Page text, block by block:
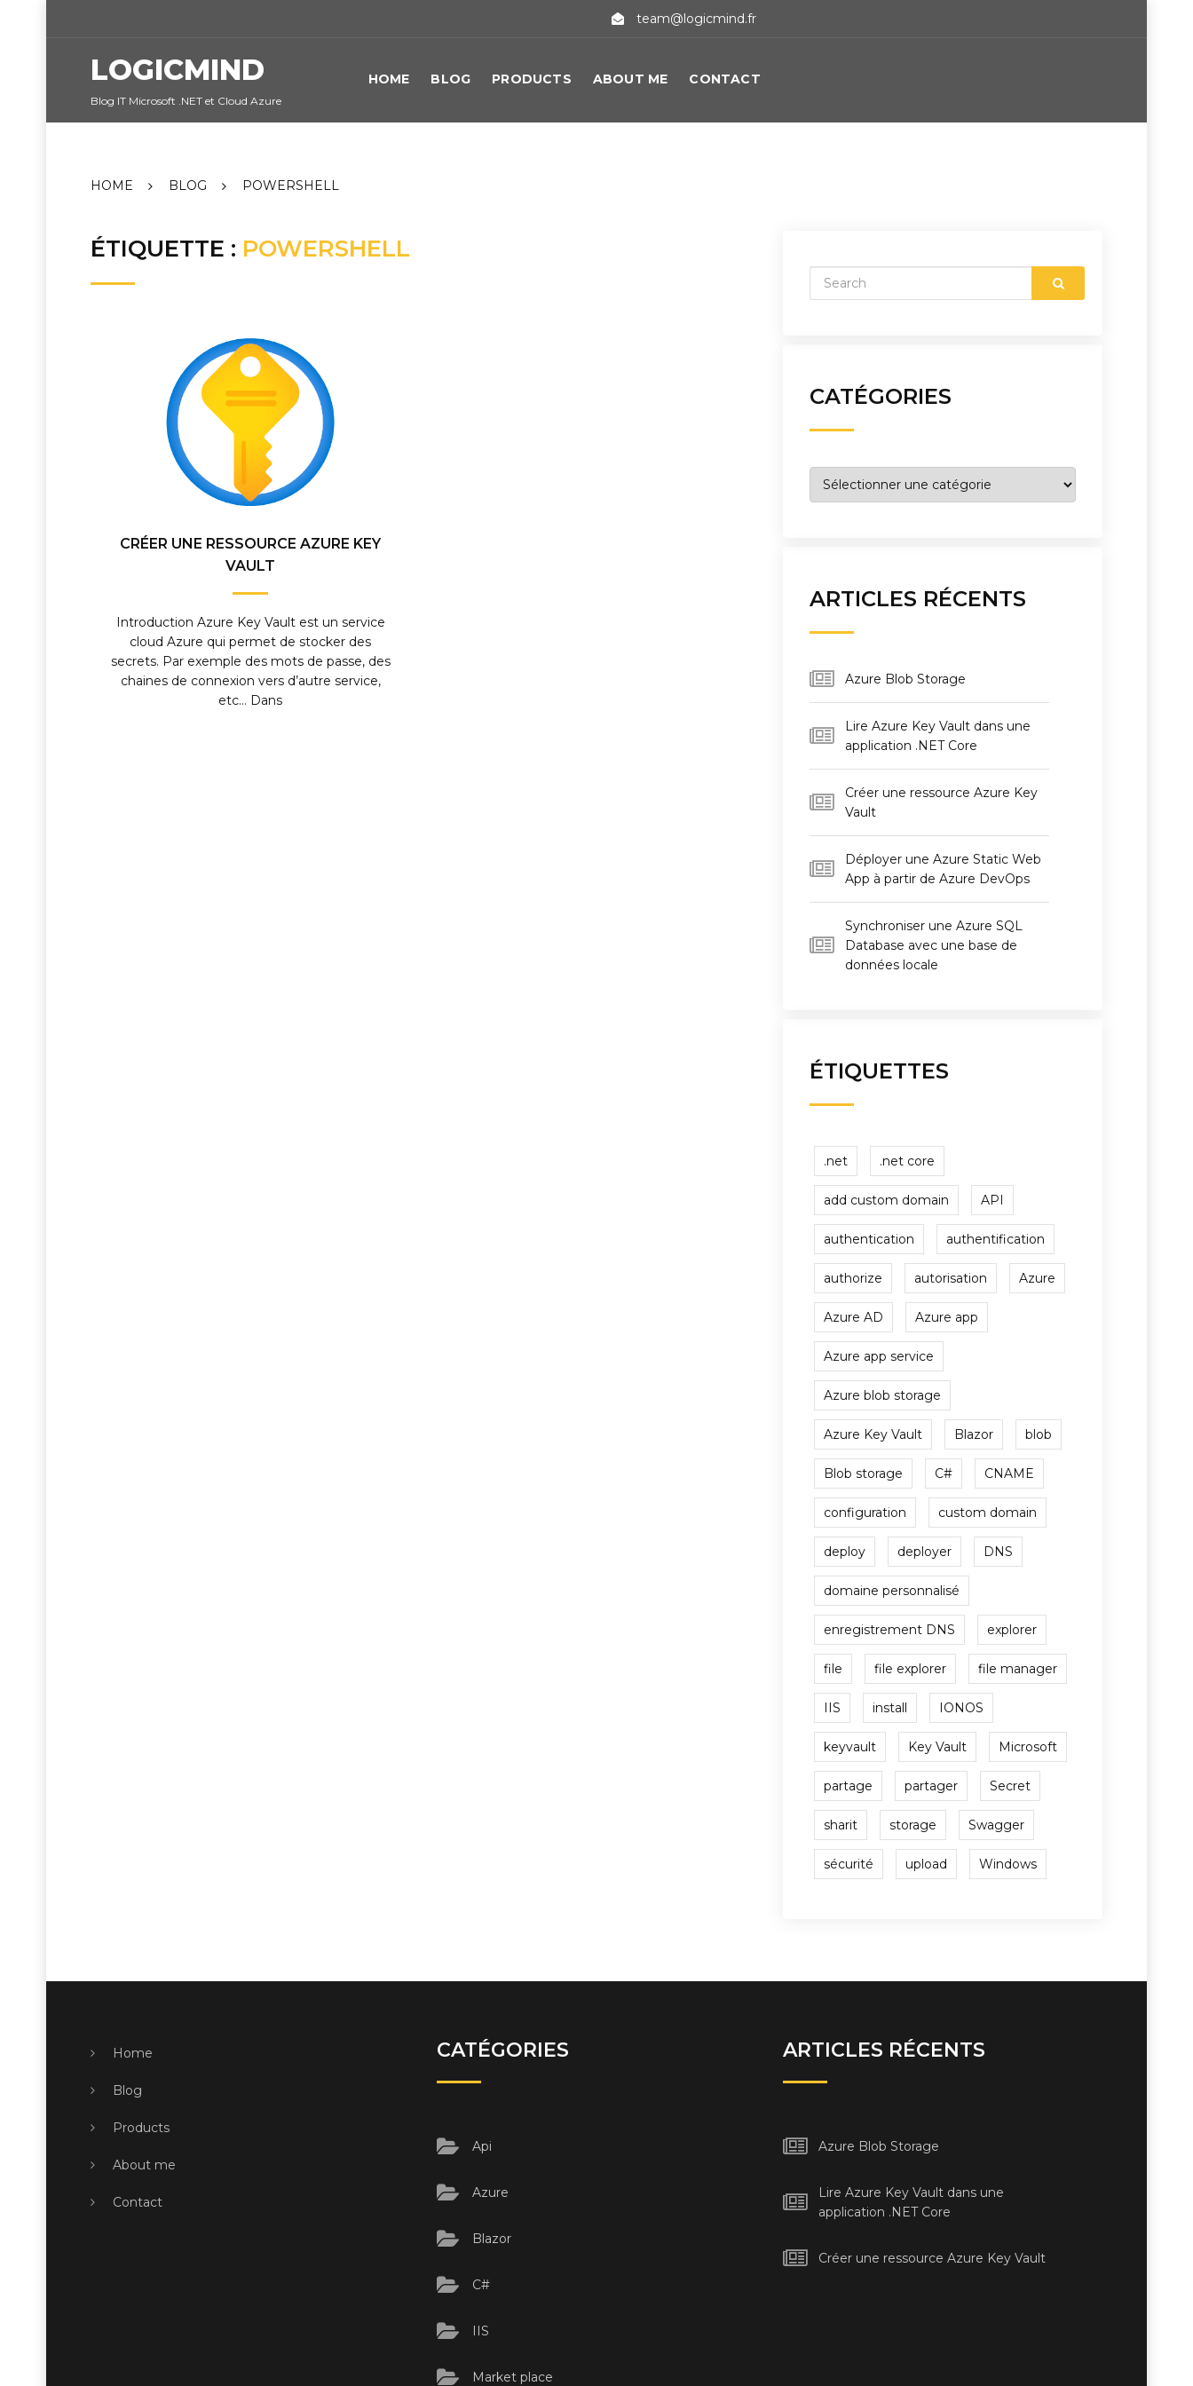
team@logicmind.fr
LOGICMIND
Blog IT Microsoft .NET et Cloud Azure
HOME BLOG PRODUCTS ABOUT ME CONTACT
HOME BLOG POWERSHELL
ÉTIQUETTE : POWERSHELL
CRÉER UNE RESSOURCE AZURE KEY
VAULT
Introduction Azure Key Vault est un service
cloud Azure qui permet de stocker des
secrets. Par exemple des mots de passe, des
chaines de connexion vers d’autre service,
etc… Dans
CATÉGORIES
Catégories
ARTICLES RÉCENTS
Azure Blob Storage
Lire Azure Key Vault dans une
application .NET Core
Créer une ressource Azure Key
Vault
Déployer une Azure Static Web
App à partir de Azure DevOps
Synchroniser une Azure SQL
Database avec une base de
données locale
ÉTIQUETTES
.net .net core
add custom domain API
authentication authentification
authorize autorisation Azure
Azure AD Azure app
Azure app service
Azure blob storage
Azure Key Vault Blazor blob
Blob storage C# CNAME
configuration custom domain
deploy deployer DNS
domaine personnalisé
enregistrement DNS explorer
file file explorer file manager
IIS install IONOS
keyvault Key Vault Microsoft
partage partager Secret
sharit storage Swagger
sécurité upload Windows
Home
Blog
Products
About me
Contact
CATÉGORIES
Api
Azure
Blazor
C#
IIS
Market place
ARTICLES RÉCENTS
Azure Blob Storage
Lire Azure Key Vault dans une
application .NET Core
Créer une ressource Azure Key Vault